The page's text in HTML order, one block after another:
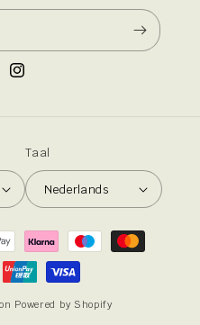
Instagram
Taal
Nederlands
Powered by Shopify